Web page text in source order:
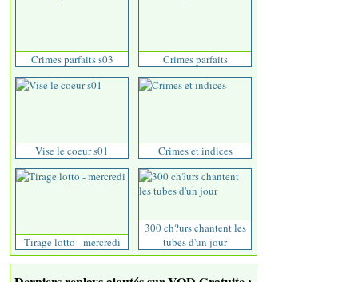
Crimes parfaits s03 Crimes parfaits
Vise le coeur s01 Crimes et indices
Tirage lotto - mercredi
300 ch?urs chantent les
tubes d'un jour